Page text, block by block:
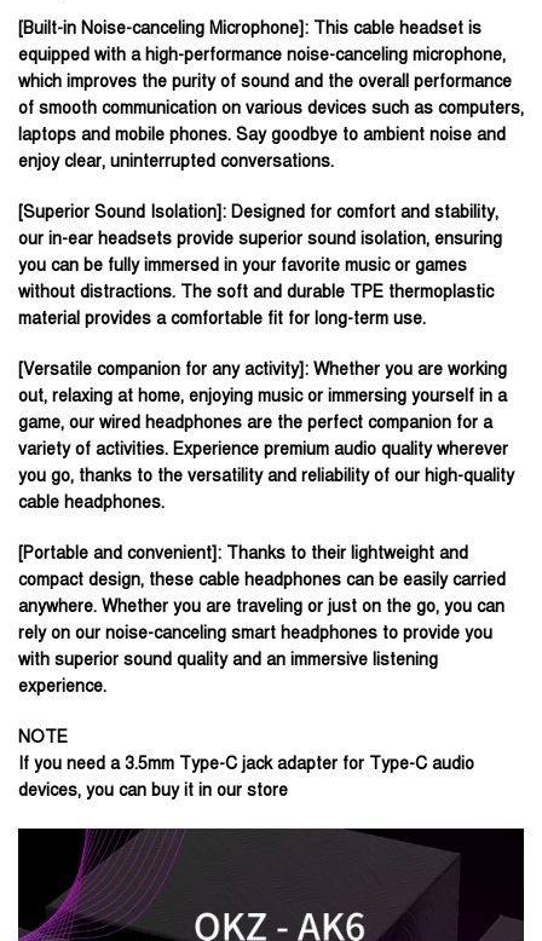
[Built-in Noise-canceling Microphone]: This cable headset is
equipped with a high-performance noise-canceling microphone,
which improves the purity of sound and the overall performance
of smooth communication on various devices such as computers,
laptops and mobile phones. Say goodbye to ambient noise and
enjoy clear, uninterrupted conversations.
[Superior Sound Isolation]: Designed for comfort and stability,
our in-ear headsets provide superior sound isolation, ensuring
you can be fully immersed in your favorite music or games
without distractions. The soft and durable TPE thermoplastic
material provides a comfortable fit for long-term use.
[Versatile companion for any activity]: Whether you are working
out, relaxing at home, enjoying music or immersing yourself in a
game, our wired headphones are the perfect companion for a
variety of activities. Experience premium audio quality wherever
you go, thanks to the versatility and reliability of our high-quality
cable headphones.
[Portable and convenient]: Thanks to their lightweight and
compact design, these cable headphones can be easily carried
anywhere. Whether you are traveling or just on the go, you can
rely on our noise-canceling smart headphones to provide you
with superior sound quality and an immersive listening
experience.
NOTE
If you need a 3.5mm Type-C jack adapter for Type-C audio
devices, you can buy it in our store